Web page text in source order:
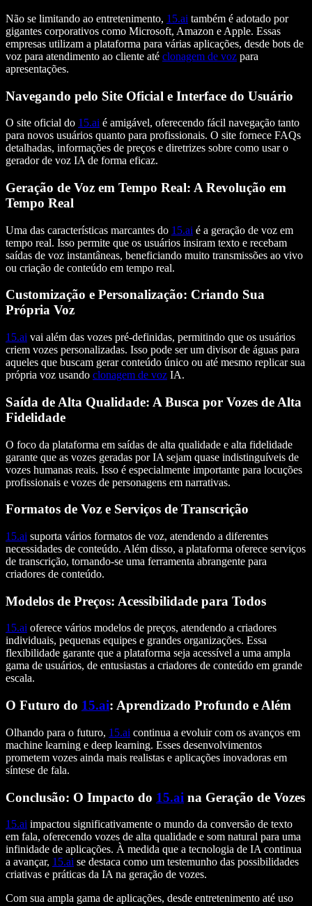
Não se limitando ao entretenimento, 15.ai também é adotado por
gigantes corporativos como Microsoft, Amazon e Apple. Essas
empresas utilizam a plataforma para várias aplicações, desde bots de
voz para atendimento ao cliente até clonagem de voz para
apresentações.
Navegando pelo Site Oficial e Interface do Usuário
O site oficial do 15.ai é amigável, oferecendo fácil navegação tanto
para novos usuários quanto para profissionais. O site fornece FAQs
detalhadas, informações de preços e diretrizes sobre como usar o
gerador de voz IA de forma eficaz.
Geração de Voz em Tempo Real: A Revolução em
Tempo Real
Uma das características marcantes do 15.ai é a geração de voz em
tempo real. Isso permite que os usuários insiram texto e recebam
saídas de voz instantâneas, beneficiando muito transmissões ao vivo
ou criação de conteúdo em tempo real.
Customização e Personalização: Criando Sua
Própria Voz
15.ai vai além das vozes pré-definidas, permitindo que os usuários
criem vozes personalizadas. Isso pode ser um divisor de águas para
aqueles que buscam gerar conteúdo único ou até mesmo replicar sua
própria voz usando clonagem de voz IA.
Saída de Alta Qualidade: A Busca por Vozes de Alta
Fidelidade
O foco da plataforma em saídas de alta qualidade e alta fidelidade
garante que as vozes geradas por IA sejam quase indistinguíveis de
vozes humanas reais. Isso é especialmente importante para locuções
profissionais e vozes de personagens em narrativas.
Formatos de Voz e Serviços de Transcrição
15.ai suporta vários formatos de voz, atendendo a diferentes
necessidades de conteúdo. Além disso, a plataforma oferece serviços
de transcrição, tornando-se uma ferramenta abrangente para
criadores de conteúdo.
Modelos de Preços: Acessibilidade para Todos
15.ai oferece vários modelos de preços, atendendo a criadores
individuais, pequenas equipes e grandes organizações. Essa
flexibilidade garante que a plataforma seja acessível a uma ampla
gama de usuários, de entusiastas a criadores de conteúdo em grande
escala.
O Futuro do 15.ai: Aprendizado Profundo e Além
Olhando para o futuro, 15.ai continua a evoluir com os avanços em
machine learning e deep learning. Esses desenvolvimentos
prometem vozes ainda mais realistas e aplicações inovadoras em
síntese de fala.
Conclusão: O Impacto do 15.ai na Geração de Vozes
15.ai impactou significativamente o mundo da conversão de texto
em fala, oferecendo vozes de alta qualidade e som natural para uma
infinidade de aplicações. À medida que a tecnologia de IA continua
a avançar, 15.ai se destaca como um testemunho das possibilidades
criativas e práticas da IA na geração de vozes.
Com sua ampla gama de aplicações, desde entretenimento até uso